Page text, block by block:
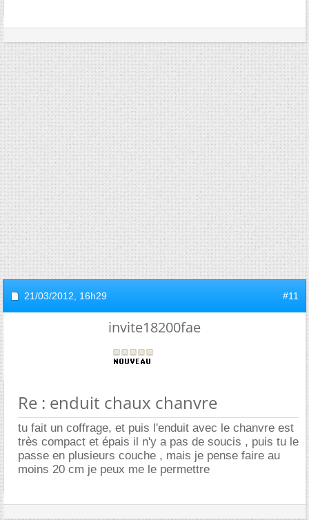
21/03/2012, 16h29 #11
invite18200fae
Re : enduit chaux chanvre
tu fait un coffrage, et puis l'enduit avec le chanvre est
très compact et épais il n'y a pas de soucis , puis tu le
passe en plusieurs couche , mais je pense faire au
moins 20 cm je peux me le permettre